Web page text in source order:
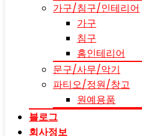
가구/침구/인테리어
가구
침구
홈인테리어
문구/사무/악기
파티오/정원/창고
원예용품
블로그
회사정보